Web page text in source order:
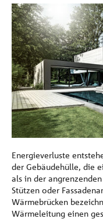
Energieverluste
der Gebäudehülle, die
als in der
Stützen oder
Wärmebrücken
Wärmeleitung einen